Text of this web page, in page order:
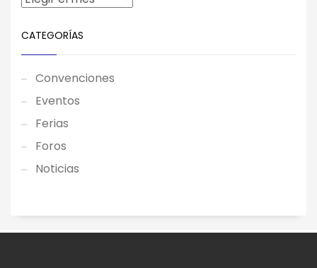
CATEGORÍAS
Convenciones
Eventos
Ferias
Foros
Noticias